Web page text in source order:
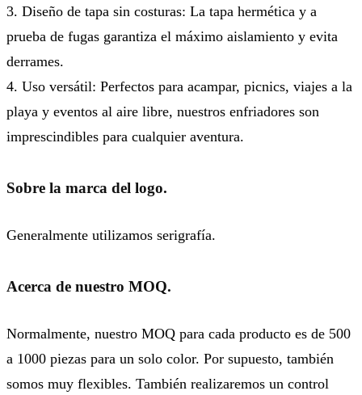
3. Diseño de tapa sin costuras: La tapa hermética y a
prueba de fugas garantiza el máximo aislamiento y evita
derrames.
4. Uso versátil: Perfectos para acampar, picnics, viajes a la
playa y eventos al aire libre, nuestros enfriadores son
imprescindibles para cualquier aventura.
Sobre la marca del logo.
Generalmente utilizamos serigrafía.
Acerca de nuestro MOQ.
Normalmente, nuestro MOQ para cada producto es de 500
a 1000 piezas para un solo color. Por supuesto, también
somos muy flexibles. También realizaremos un control